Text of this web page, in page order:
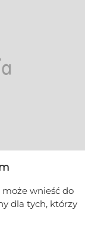
wnieść do
dla tych, którzy